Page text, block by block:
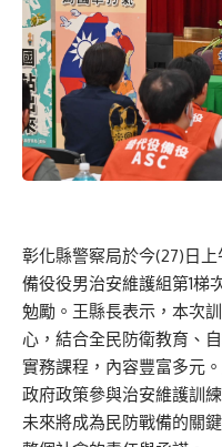
彰化縣警察局於今(27)日
備役役男治安維護組第1梯
勉勵。王縣長表示，本次
心，結合全民防衛教育、
實務課程，內容豐富多元
政府政策參與治安維護訓
未來將成為民防戰備的關